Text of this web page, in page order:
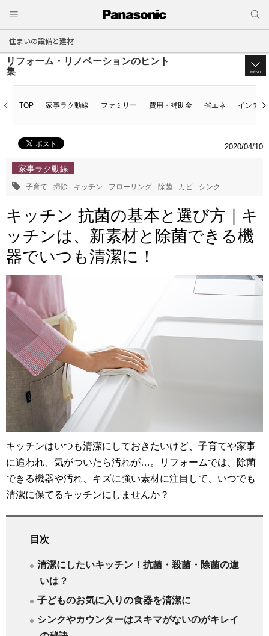
住まいの設備と建材
リフォーム・リノベーションのヒント
集
MENU
TOP 家事ラク動線 ファミリー 費用・補助金 省エネ インテリ
2020/04/10
家事ラク動線
子育て 掃除 キッチン フローリング 除菌 カビ シンク
キッチン 抗菌の基本と選び方｜キ
ッチンは、新素材と除菌できる機
器でいつも清潔に！
キッチンはいつも清潔にしておきたいけど、子育てや家事
に追われ、気がついたら汚れが…。リフォームでは、除菌
できる機器や汚れ、キズに強い素材に注目して、いつでも
清潔に保てるキッチンにしませんか？
目次
清潔にしたいキッチン！抗菌・殺菌・除菌の違
いは？
子どものお気に入りの食器を清潔に
シンクやカウンターはスキマがないのがキレイ